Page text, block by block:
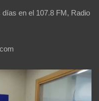
en el 107.8 FM, Radio